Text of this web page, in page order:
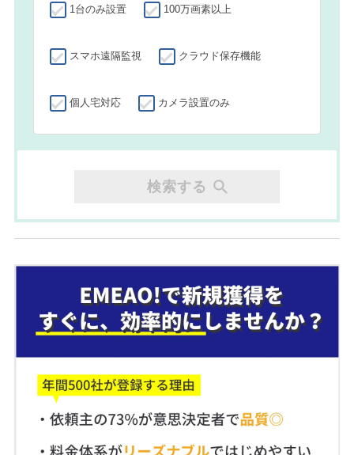
1台のみ設置 100万画素以上
スマホ遠隔監視 クラウド保存機能
個人宅対応 カメラ設置のみ
検索する